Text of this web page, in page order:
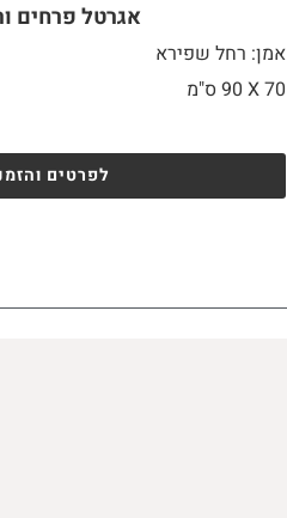
אגרטל פרחים
אמן: רחל שפירא
70 X
לפרטים